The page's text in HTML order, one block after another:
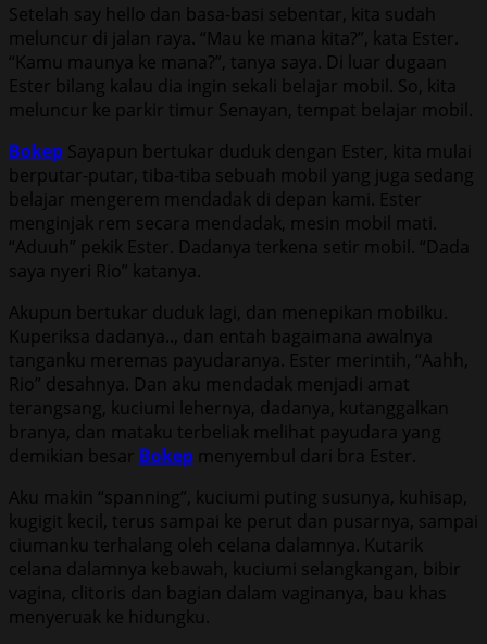
Setelah say hello dan basa-basi sebentar, kita sudah
meluncur di jalan raya. “Mau ke mana kita?”, kata Ester.
“Kamu maunya ke mana?”, tanya saya. Di luar dugaan
Ester bilang kalau dia ingin sekali belajar mobil. So, kita
meluncur ke parkir timur Senayan, tempat belajar mobil.
Bokep Sayapun bertukar duduk dengan Ester, kita mulai
berputar-putar, tiba-tiba sebuah mobil yang juga sedang
belajar mengerem mendadak di depan kami. Ester
menginjak rem secara mendadak, mesin mobil mati.
“Aduuh” pekik Ester. Dadanya terkena setir mobil. “Dada
saya nyeri Rio” katanya.
Akupun bertukar duduk lagi, dan menepikan mobilku.
Kuperiksa dadanya.., dan entah bagaimana awalnya
tanganku meremas payudaranya. Ester merintih, “Aahh,
Rio” desahnya. Dan aku mendadak menjadi amat
terangsang, kuciumi lehernya, dadanya, kutanggalkan
branya, dan mataku terbeliak melihat payudara yang
demikian besar Bokep menyembul dari bra Ester.
Aku makin “spanning”, kuciumi puting susunya, kuhisap,
kugigit kecil, terus sampai ke perut dan pusarnya, sampai
ciumanku terhalang oleh celana dalamnya. Kutarik
celana dalamnya kebawah, kuciumi selangkangan, bibir
vagina, clitoris dan bagian dalam vaginanya, bau khas
menyeruak ke hidungku.